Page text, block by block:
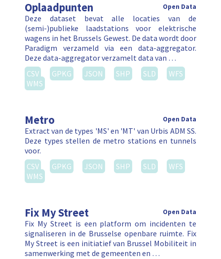
Oplaadpunten Open Data
Deze dataset bevat alle locaties van de
(semi-)publieke laadstations voor elektrische
wagens in het Brussels Gewest. De data wordt door
Paradigm verzameld via een data-aggregator.
Deze data-aggregator verzamelt data van …
CSV
GPKG JSON SHP SLD
WFS
WMS
Metro Open Data
Extract van de types 'MS' en 'MT' van Urbis ADM SS.
Deze types stellen de metro stations en tunnels
voor.
CSV
GPKG JSON SHP SLD
WFS
WMS
Fix My Street Open Data
Fix My Street is een platform om incidenten te
signaliseren in de Brusselse openbare ruimte. Fix
My Street is een initiatief van Brussel Mobiliteit in
samenwerking met de gemeenten en …